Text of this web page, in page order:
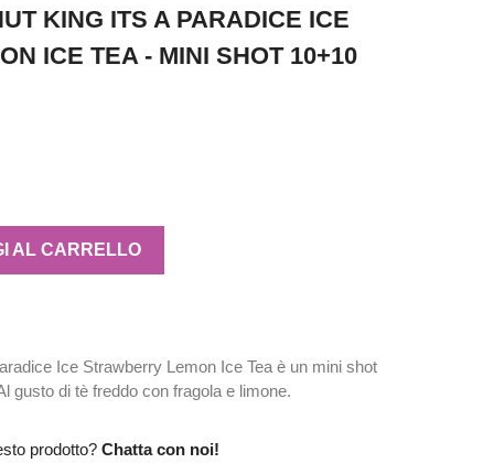
KING ITS A PARADICE ICE
ICE TEA - MINI SHOT 10+10
AL CARRELLO
Ice Strawberry Lemon Ice Tea è un mini shot
gusto di tè freddo con fragola e limone.
prodotto? Chatta con noi!